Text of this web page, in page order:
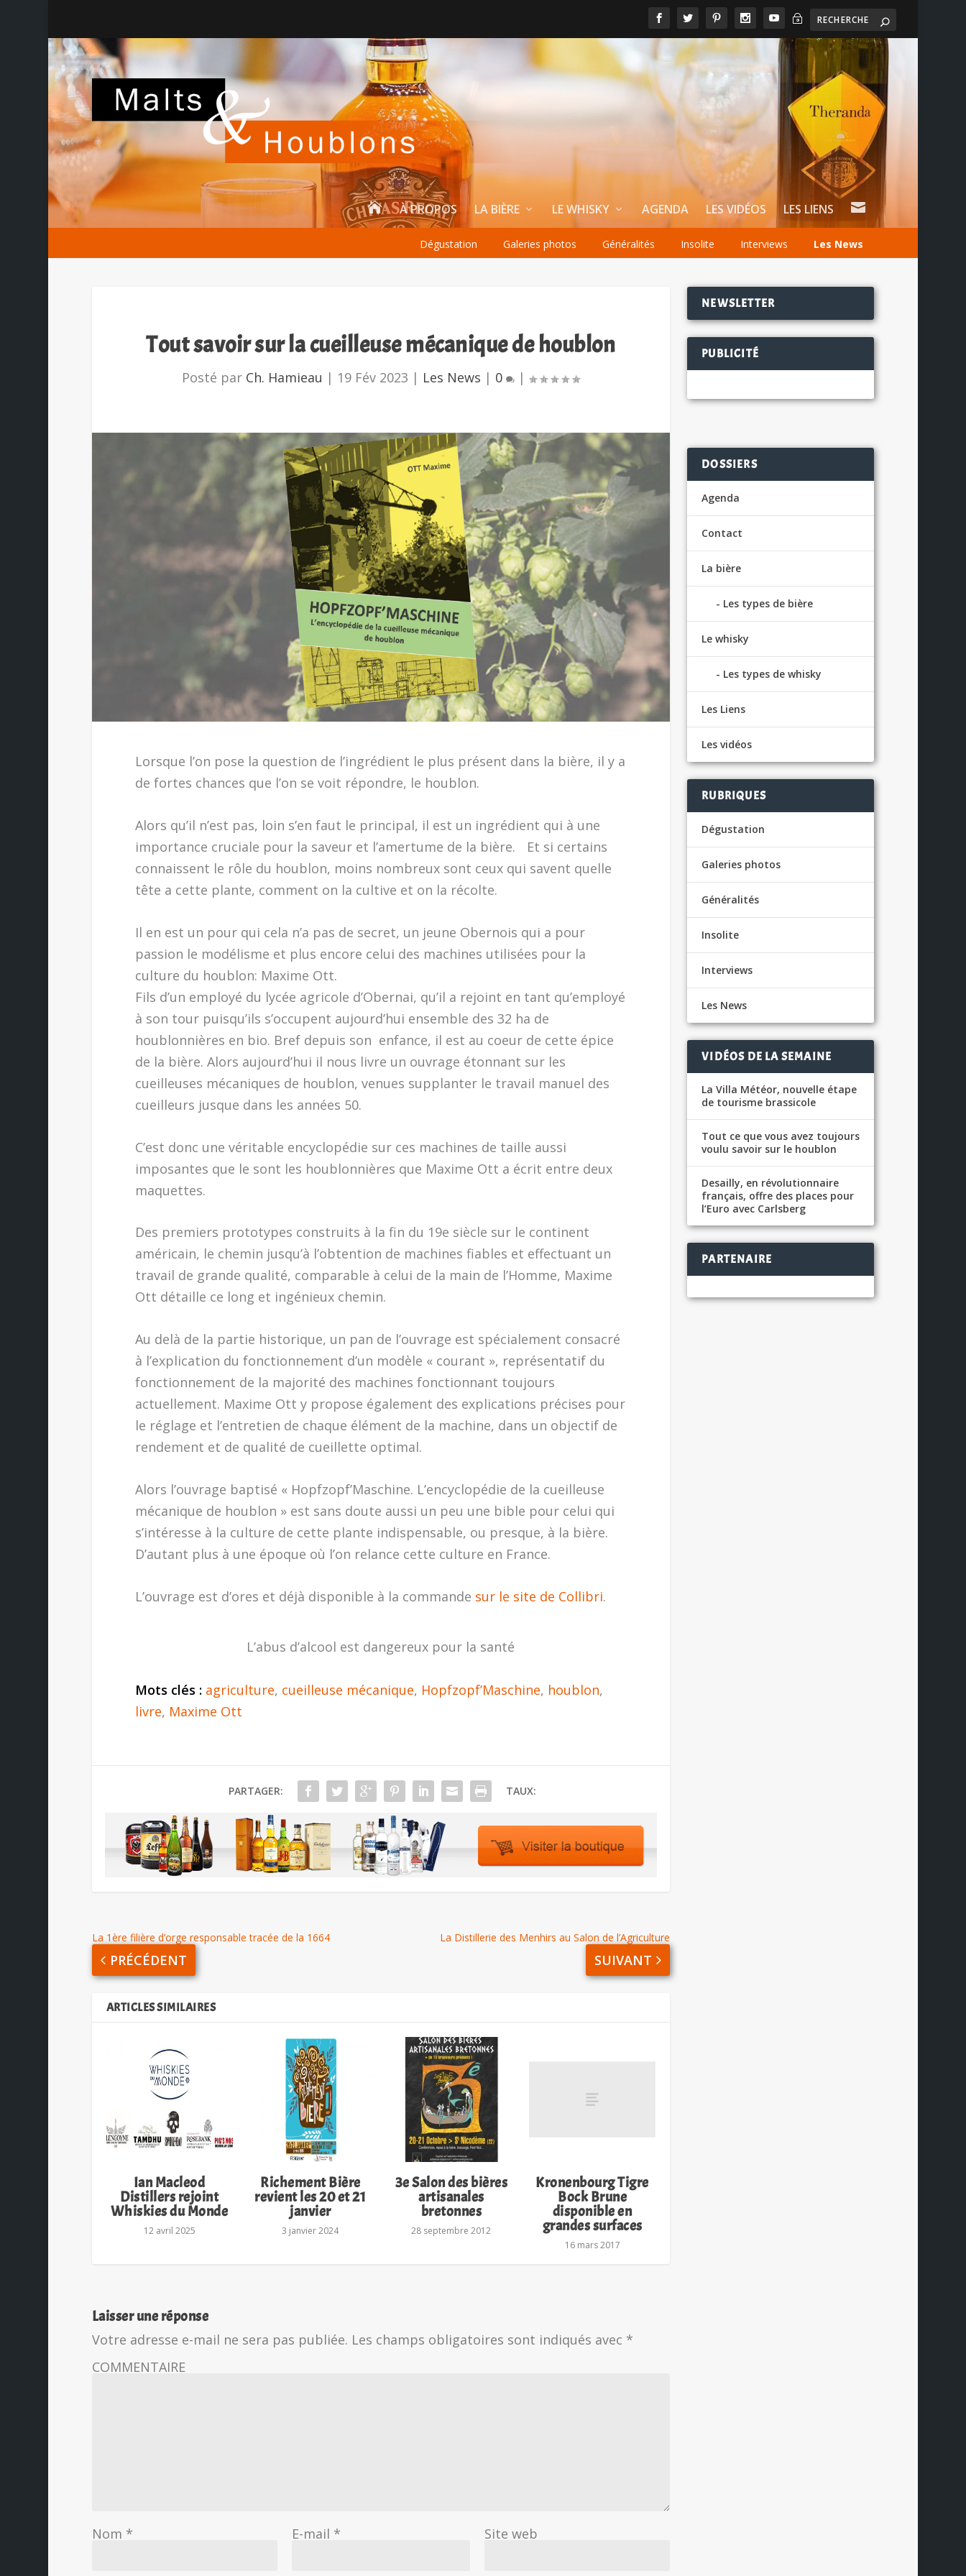
~
 À PROPOS LA BIÈRE LE WHISKY AGENDA LES VIDÉOS LES LIENS 
Dégustation Galeries photos Généralités Insolite Interviews Les News
Tout savoir sur la cueilleuse mécanique de houblon
Posté par Ch. Hamieau | 19 Fév 2023 | Les News | 0 |
Lorsque l’on pose la question de l’ingrédient le plus présent dans la bière, il y a
de fortes chances que l’on se voit répondre, le houblon.
Alors qu’il n’est pas, loin s’en faut le principal, il est un ingrédient qui à une
importance cruciale pour la saveur et l’amertume de la bière. Et si certains
connaissent le rôle du houblon, moins nombreux sont ceux qui savent quelle
tête a cette plante, comment on la cultive et on la récolte.
Il en est un pour qui cela n’a pas de secret, un jeune Obernois qui a pour
passion le modélisme et plus encore celui des machines utilisées pour la
culture du houblon: Maxime Ott.
Fils d’un employé du lycée agricole d’Obernai, qu’il a rejoint en tant qu’employé
à son tour puisqu’ils s’occupent aujourd’hui ensemble des 32 ha de
houblonnières en bio. Bref depuis son enfance, il est au coeur de cette épice
de la bière. Alors aujourd’hui il nous livre un ouvrage étonnant sur les
cueilleuses mécaniques de houblon, venues supplanter le travail manuel des
cueilleurs jusque dans les années 50.
C’est donc une véritable encyclopédie sur ces machines de taille aussi
imposantes que le sont les houblonnières que Maxime Ott a écrit entre deux
maquettes.
Des premiers prototypes construits à la fin du 19e siècle sur le continent
américain, le chemin jusqu’à l’obtention de machines fiables et effectuant un
travail de grande qualité, comparable à celui de la main de l’Homme, Maxime
Ott détaille ce long et ingénieux chemin.
Au delà de la partie historique, un pan de l’ouvrage est spécialement consacré
à l’explication du fonctionnement d’un modèle « courant », représentatif du
fonctionnement de la majorité des machines fonctionnant toujours
actuellement. Maxime Ott y propose également des explications précises pour
le réglage et l’entretien de chaque élément de la machine, dans un objectif de
rendement et de qualité de cueillette optimal.
Alors l’ouvrage baptisé « Hopfzopf’Maschine. L’encyclopédie de la cueilleuse
mécanique de houblon » est sans doute aussi un peu une bible pour celui qui
s’intéresse à la culture de cette plante indispensable, ou presque, à la bière.
D’autant plus à une époque où l’on relance cette culture en France.
L’ouvrage est d’ores et déjà disponible à la commande sur le site de Collibri.
L’abus d’alcool est dangereux pour la santé
Mots clés : agriculture, cueilleuse mécanique, Hopfzopf’Maschine, houblon,
livre, Maxime Ott
PARTAGER: TAUX:
La 1ère filière d’orge responsable tracée de la 1664
PRÉCÉDENT
La Distillerie des Menhirs au Salon de l’Agriculture
SUIVANT
ARTICLES SIMILAIRES
Ian Macleod
Distillers rejoint
Whiskies du Monde
12 avril 2025
Richement Bière
revient les 20 et 21
janvier
3 janvier 2024
3e Salon des bières
artisanales
bretonnes
28 septembre 2012
Kronenbourg Tigre
Bock Brune
disponible en
grandes surfaces
16 mars 2017
Laisser une réponse
Votre adresse e-mail ne sera pas publiée. Les champs obligatoires sont indiqués avec *
COMMENTAIRE
Nom * E-mail * Site web
NEWSLETTER
PUBLICITÉ
DOSSIERS
Agenda
Contact
La bière
Les types de bière
Le whisky
Les types de whisky
Les Liens
Les vidéos
RUBRIQUES
Dégustation
Galeries photos
Généralités
Insolite
Interviews
Les News
VIDÉOS DE LA SEMAINE
La Villa Météor, nouvelle étape
de tourisme brassicole
Tout ce que vous avez toujours
voulu savoir sur le houblon
Desailly, en révolutionnaire
français, offre des places pour
l’Euro avec Carlsberg
PARTENAIRE